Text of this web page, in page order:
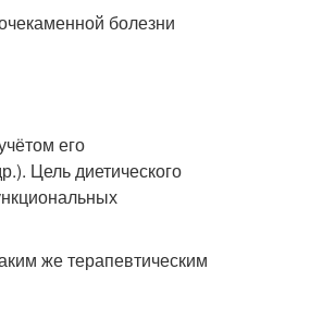
болезни
его
Цель диетического
же терапевтическим